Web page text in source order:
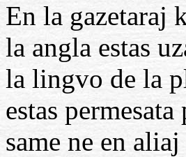
En la gazetaraj
la angla estas
la lingvo de la
estas
same ne en